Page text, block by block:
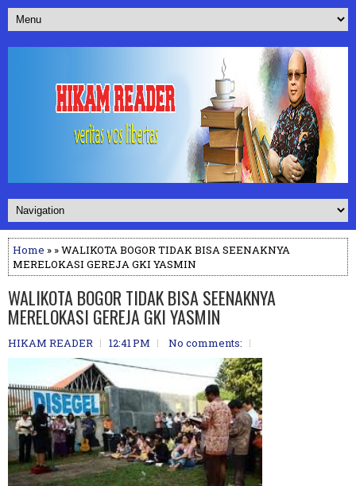
Home » » WALIKOTA BOGOR TIDAK BISA SEENAKNYA
MERELOKASI GEREJA GKI YASMIN
WALIKOTA BOGOR TIDAK BISA SEENAKNYA
MERELOKASI GEREJA GKI YASMIN
HIKAM READER 12:41 PM No comments: